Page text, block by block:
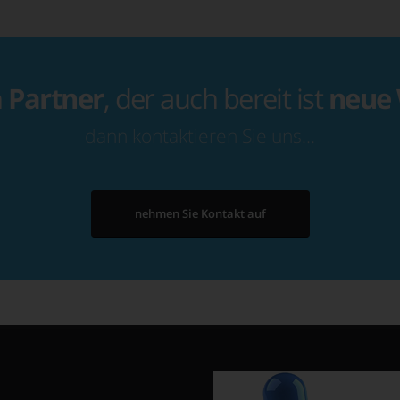
Partner, der auch bereit ist neue
dann kontaktieren Sie uns…
nehmen Sie Kontakt auf